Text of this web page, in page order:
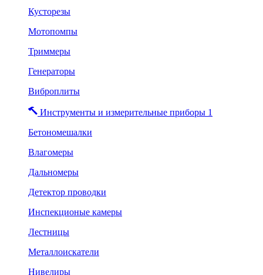
Кусторезы
Мотопомпы
Триммеры
Генераторы
Виброплиты
Инструменты и измерительные приборы 1
Бетономешалки
Влагомеры
Дальномеры
Детектор проводки
Инспекционые камеры
Лестницы
Металлоискатели
Нивелиры